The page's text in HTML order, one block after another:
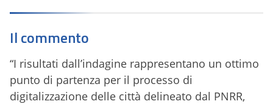
Il commento
“I risultati dall’indagine rappresentano un ottimo
punto di partenza per il processo di
digitalizzazione delle città delineato dal PNRR,